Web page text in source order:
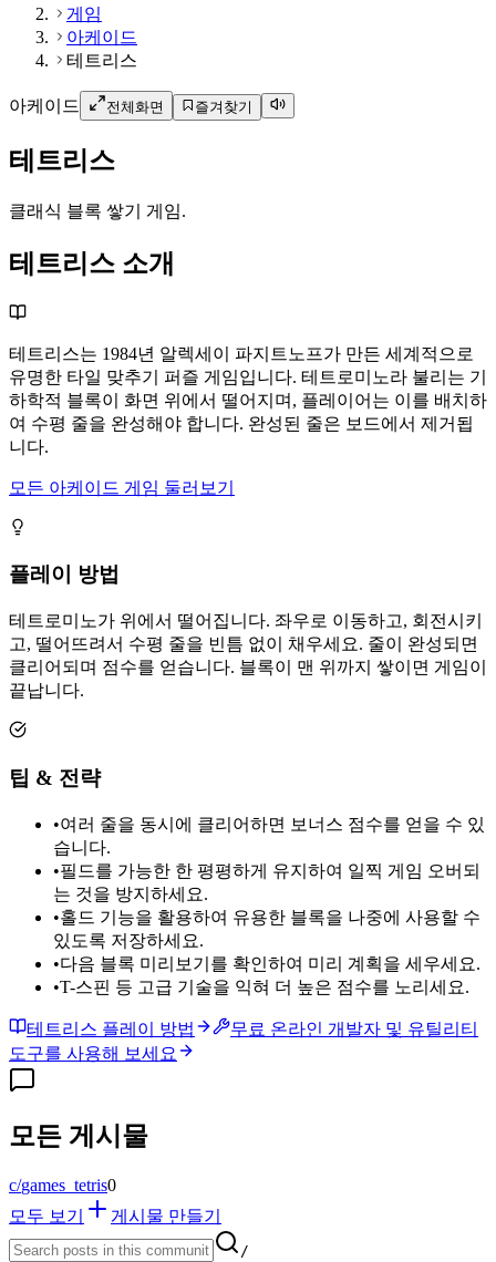
게임
아케이드
테트리스
아케이드 전체화면 즐겨찾기
테트리스
클래식 블록 쌓기 게임.
테트리스 소개
테트리스는 1984년 알렉세이 파지트노프가 만든 세계적으로
유명한 타일 맞추기 퍼즐 게임입니다. 테트로미노라 불리는 기
하학적 블록이 화면 위에서 떨어지며, 플레이어는 이를 배치하
여 수평 줄을 완성해야 합니다. 완성된 줄은 보드에서 제거됩
니다.
모든 아케이드 게임 둘러보기
플레이 방법
테트로미노가 위에서 떨어집니다. 좌우로 이동하고, 회전시키
고, 떨어뜨려서 수평 줄을 빈틈 없이 채우세요. 줄이 완성되면
클리어되며 점수를 얻습니다. 블록이 맨 위까지 쌓이면 게임이
끝납니다.
팁 & 전략
•여러 줄을 동시에 클리어하면 보너스 점수를 얻을 수 있
습니다.
•필드를 가능한 한 평평하게 유지하여 일찍 게임 오버되
는 것을 방지하세요.
•홀드 기능을 활용하여 유용한 블록을 나중에 사용할 수
있도록 저장하세요.
•다음 블록 미리보기를 확인하여 미리 계획을 세우세요.
•T-스핀 등 고급 기술을 익혀 더 높은 점수를 노리세요.
테트리스 플레이 방법
무료 온라인 개발자 및 유틸리티
도구를 사용해 보세요
모든 게시물
c/games_tetris0
모두 보기
게시물 만들기
/